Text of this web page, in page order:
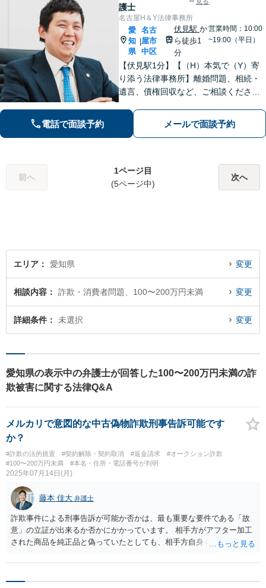
護士
名古屋H＆Y法律事務所
愛
知
県
|
名古
屋市
中区
伏見駅 か
ら徒歩1
分
営業時間：10:00
~19:00（平日）
【伏見駅1分】【（H）本気で（Y）寄
り添う法律事務所】離婚問題、相続・
遺言、債権回収など、ご相談くださ
渉力が持ち味です。「相談して良かっ
た」と思っていただけるよう、誠心誠
電話で面談予約 メールで面談予約
前へ
1ページ目
(5ページ中)
次へ
エリア 愛知県 変更
相談内容 詐欺・消費者問題、100〜200万円未満 変更
詳細条件 未選択 変更
愛知県の表示中の弁護士が回答した100〜200万円未満の詐
欺被害に関する法律Q&A
メルカリで意図的な中古偽物詐欺刑事告訴可能です
か？
#詐欺の法的措置 #契約解除・契約取消 #返金請求
#オークション詐欺
#100〜200万円未満
#本名・住所・電話番号が判明
2025年07月14日(月)
藤本 佳大 弁護士
詐欺事件による刑事告訴が可能か否かは、最も重要な要件である「故
意」の立証が出来るか否かにかかっています。 相手方がアフター加工
された商品を純正品と偽っていたとしても、相手方自身もその商品が
困難です。 特に、相手方が第三者から商品を購入していた場合、その